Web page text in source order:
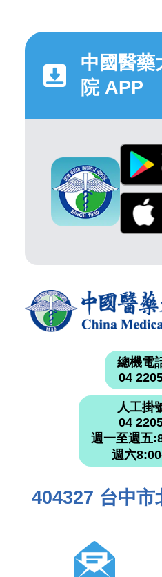
中國醫藥
院 APP
總機電
04
人工掛
04
週一至週五
週六
404327 台中市